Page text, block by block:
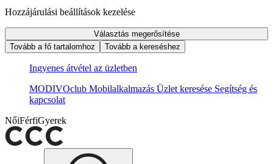
Hozzájárulási beállítások kezelése
Választás megerősítése
Tovább a fő tartalomhoz
Tovább a kereséshez
Ingyenes átvétel az üzletben
MODIVOclub Mobilalkalmazás Üzlet keresése Segítség és
kapcsolat
NőiFérfiGyerek